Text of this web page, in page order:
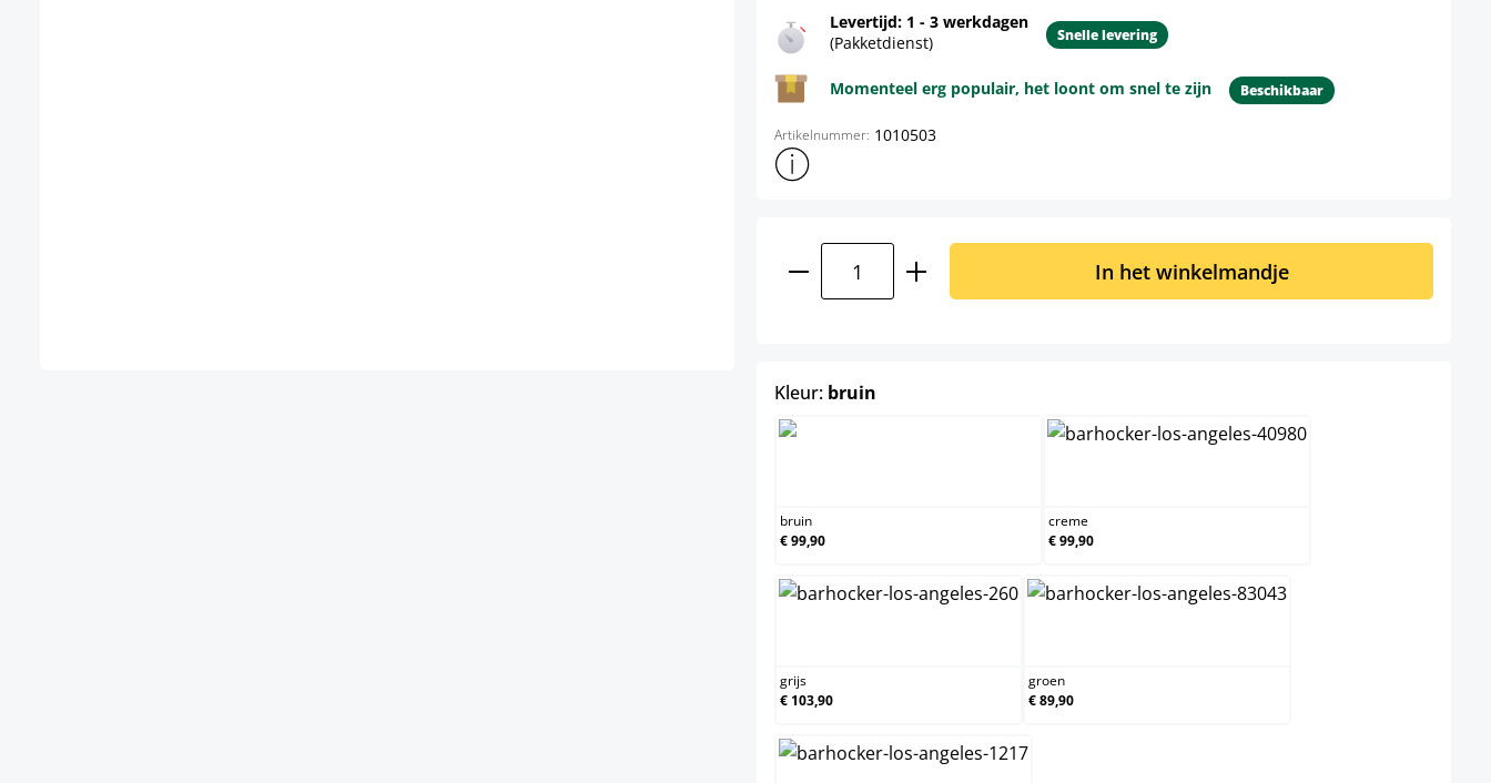
Levertijd: 1 - 3 werkdagen
(Pakketdienst)
Snelle levering
Momenteel erg populair, het loont om snel te zijn Beschikbaar
Artikelnummer: 1010503
Toon meer productinformatie
Producthoeveelheid: Voer de gewenste hoeveelheid in
In het winkelmandje
Kleur: bruin
bruin
€ 99,90
creme
€ 99,90
grijs
€ 103,90
groen
€ 89,90